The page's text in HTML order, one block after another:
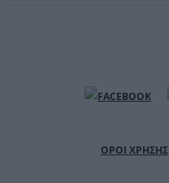
ΟΡΟΙ ΧΡΗΣΗΣ